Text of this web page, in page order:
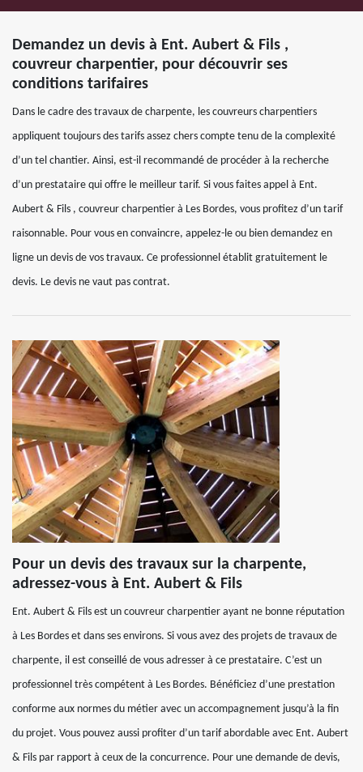
Demandez un devis à Ent. Aubert & Fils ,
couvreur charpentier, pour découvrir ses
conditions tarifaires
Dans le cadre des travaux de charpente, les couvreurs charpentiers
appliquent toujours des tarifs assez chers compte tenu de la complexité
d’un tel chantier. Ainsi, est-il recommandé de procéder à la recherche
d’un prestataire qui offre le meilleur tarif. Si vous faites appel à Ent.
Aubert & Fils , couvreur charpentier à Les Bordes, vous profitez d’un tarif
raisonnable. Pour vous en convaincre, appelez-le ou bien demandez en
ligne un devis de vos travaux. Ce professionnel établit gratuitement le
devis. Le devis ne vaut pas contrat.
Pour un devis des travaux sur la charpente,
adressez-vous à Ent. Aubert & Fils
Ent. Aubert & Fils est un couvreur charpentier ayant ne bonne réputation
à Les Bordes et dans ses environs. Si vous avez des projets de travaux de
charpente, il est conseillé de vous adresser à ce prestataire. C’est un
professionnel très compétent à Les Bordes. Bénéficiez d’une prestation
conforme aux normes du métier avec un accompagnement jusqu’à la fin
du projet. Vous pouvez aussi profiter d’un tarif abordable avec Ent. Aubert
& Fils par rapport à ceux de la concurrence. Pour une demande de devis,